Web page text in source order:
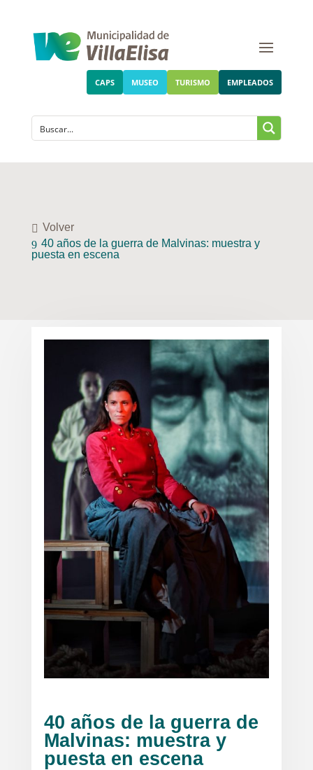
CAPS MUSEO TURISMO EMPLEADOS
Volver
40 años de la guerra de Malvinas: muestra y
puesta en escena
40 años de la guerra de
Malvinas: muestra y
puesta en escena